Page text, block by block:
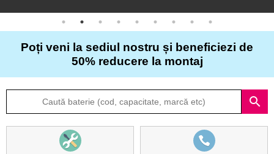
Articole
Despre
Poți veni la sediul nostru și beneficiezi de
50% reducere la montaj
search